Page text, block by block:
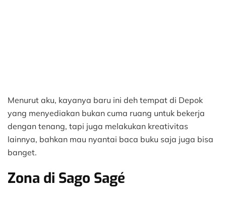
Menurut aku, kayanya baru ini deh tempat di Depok
yang menyediakan bukan cuma ruang untuk bekerja
dengan tenang, tapi juga melakukan kreativitas
lainnya, bahkan mau nyantai baca buku saja juga bisa
banget.
Zona di Sago Sagé